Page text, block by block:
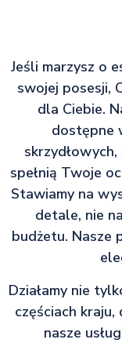
Jeśli marzysz o
swojej posesji,
dla Ciebie.
dostępne
spełnią Twoje
Stawiamy na
detale, nie
budżetu. Nasze
Działamy nie
częściach kraju,
nasze